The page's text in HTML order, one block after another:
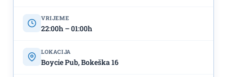
VRIJEME
22:00h – 01:00h
LOKACIJA
Boycie Pub, Bokeška 16